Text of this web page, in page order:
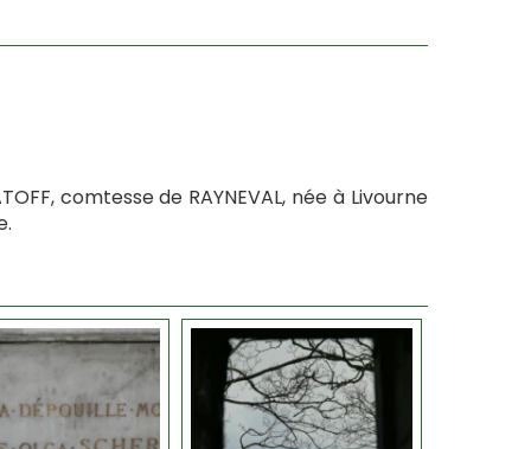
comtesse de RAYNEVAL, née à Livourne